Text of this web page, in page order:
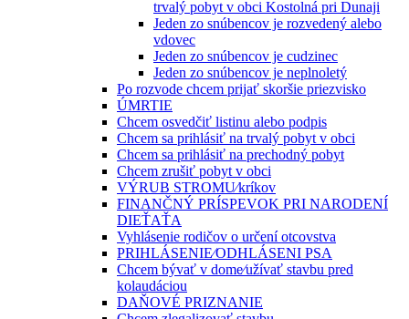
trvalý pobyt v obci Kostolná pri Dunaji
Jeden zo snúbencov je rozvedený alebo
vdovec
Jeden zo snúbencov je cudzinec
Jeden zo snúbencov je neplnoletý
Po rozvode chcem prijať skoršie priezvisko
ÚMRTIE
Chcem osvedčiť listinu alebo podpis
Chcem sa prihlásiť na trvalý pobyt v obci
Chcem sa prihlásiť na prechodný pobyt
Chcem zrušiť pobyt v obci
VÝRUB STROMU⁄kríkov
FINANČNÝ PRÍSPEVOK PRI NARODENÍ
DIEŤAŤA
Vyhlásenie rodičov o určení otcovstva
PRIHLÁSENIE⁄ODHLÁSENI PSA
Chcem bývať v dome⁄užívať stavbu pred
kolaudáciou
DAŇOVÉ PRIZNANIE